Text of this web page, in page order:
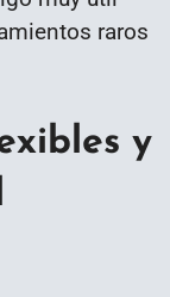
raros
y